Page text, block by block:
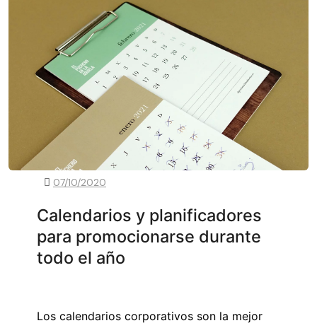
07/10/2020
Calendarios y planificadores
para promocionarse durante
todo el año
Los calendarios corporativos son la mejor